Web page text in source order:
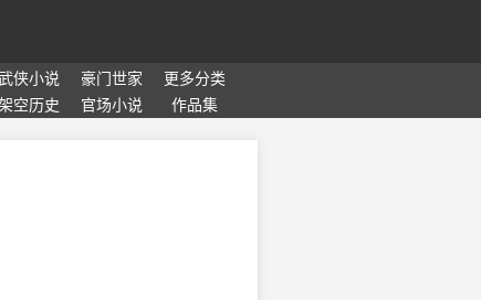
侠小说 豪门世家
更多分类
空历史 官场小说 作品集